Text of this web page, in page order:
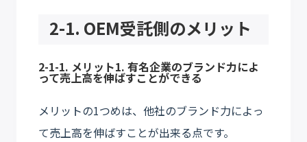
2-1. OEM受託側のメリット
2-1-1. メリット1. 有名企業のブランド力によ
って売上高を伸ばすことができる
メリットの1つめは、他社のブランド力によっ
て売上高を伸ばすことが出来る点です。